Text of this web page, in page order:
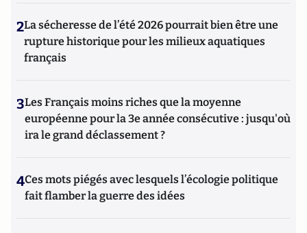
2La sécheresse de l’été 2026 pourrait bien être une
rupture historique pour les milieux aquatiques
français
3Les Français moins riches que la moyenne
européenne pour la 3e année consécutive : jusqu'où
ira le grand déclassement ?
4Ces mots piégés avec lesquels l’écologie politique
fait flamber la guerre des idées